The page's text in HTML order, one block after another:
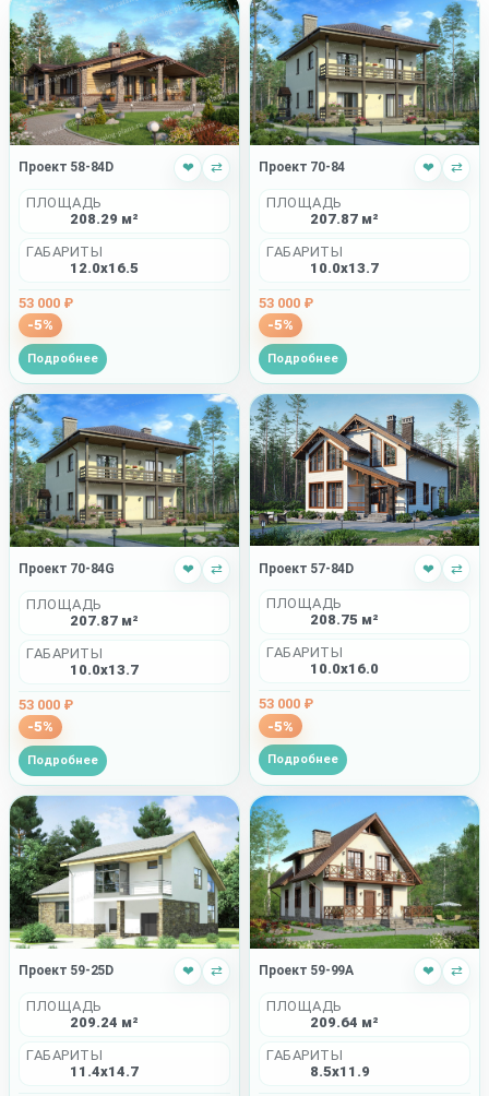
Проект 58-84D ❤ ⇄
ПЛОЩАДЬ
208.29 м²
ГАБАРИТЫ
12.0x16.5
53 000 ₽
-5%
Подробнее
Проект 70-84 ❤ ⇄
ПЛОЩАДЬ
207.87 м²
ГАБАРИТЫ
10.0x13.7
53 000 ₽
-5%
Подробнее
Проект 70-84G ❤ ⇄
ПЛОЩАДЬ
207.87 м²
ГАБАРИТЫ
10.0x13.7
53 000 ₽
-5%
Подробнее
Проект 57-84D ❤ ⇄
ПЛОЩАДЬ
208.75 м²
ГАБАРИТЫ
10.0x16.0
53 000 ₽
-5%
Подробнее
Проект 59-25D ❤ ⇄
ПЛОЩАДЬ
209.24 м²
ГАБАРИТЫ
11.4x14.7
Проект 59-99A ❤ ⇄
ПЛОЩАДЬ
209.64 м²
ГАБАРИТЫ
8.5x11.9